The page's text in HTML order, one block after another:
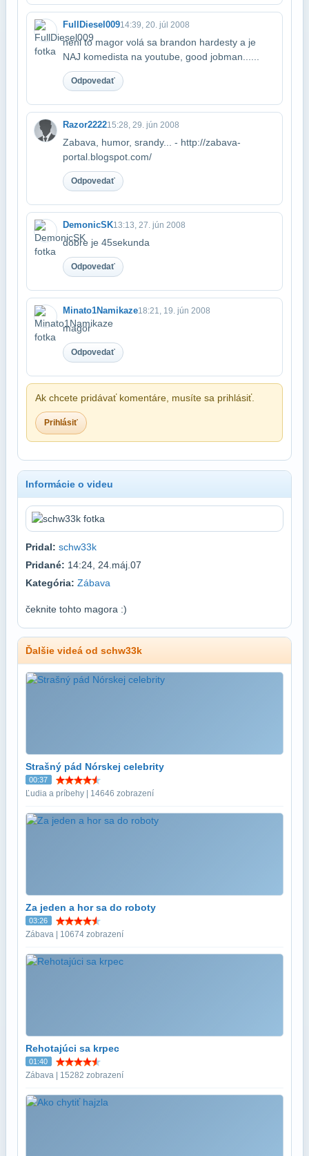
FullDiesel00914:39, 20. júl 2008
neni to magor volá sa brandon hardesty a je
NAJ komedista na youtube, good job​man......
Odpovedať
Razor222215:28, 29. jún 2008
Zabava, humor, srandy... - http://zabava-
portal.blogspot.com/
Odpovedať
DemonicSK13:13, 27. jún 2008
dobre je 45sekunda
Odpovedať
Minato1Namikaze18:21, 19. jún 2008
magor
Odpovedať
Ak chcete pridávať komentáre, musíte sa prihlásiť.
Prihlásiť
Informácie o videu
Pridal: schw33k
Pridané: 14:24, 24.máj.07
Kategória: Zábava
čeknite tohto magora :)
Ďalšie videá od schw33k
Strašný pád Nórskej celebrity
00:37
Ľudia a príbehy | 14646 zobrazení
Za jeden a hor sa do roboty
03:26
Zábava | 10674 zobrazení
Rehotajúci sa krpec
01:40
Zábava | 15282 zobrazení